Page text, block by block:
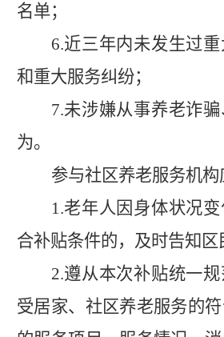
名单；
6.近三年内未发生过
和重大服务纠纷；
7.未涉嫌从事养老诈
为。
参与社区养老服务机构
1.老年人因身体状况
合补贴条件的，及时告知区
2.遵从本次补贴统一
受居家、社区养老服务的